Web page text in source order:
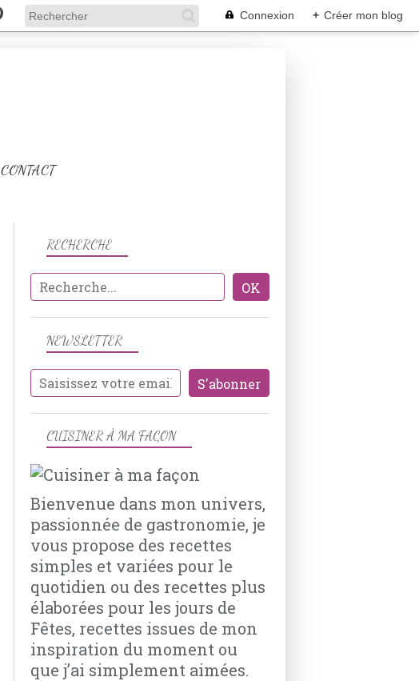
Connexion + Créer mon blog
CONTACT
ENTRÉES FROIDES
CRÈME
CIBOULETTE
PIMENT D’ESPELETTE
JAMBON CRU
POUR LE SOIR
PIZZA
ASPERGES
MASCARPONE
TRANCHES DE LARD
NEWSLETTER
RECHERCHE
CUISINER À MA FAÇON
Bienvenue dans mon univers,
passionnée de gastronomie, je
vous propose des recettes
simples et variées pour le
quotidien ou des recettes plus
élaborées pour les jours de
Fêtes, recettes issues de mon
inspiration du moment ou
que j’ai simplement aimées.